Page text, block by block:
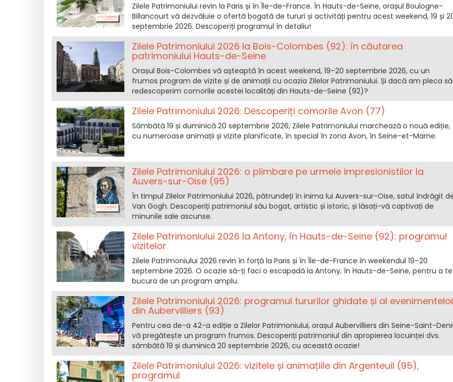
Zilele Patrimoniului revin la Paris și în Île-de-France. În Hauts-de-Seine, orașul Boulogne-
Billancourt vă dezvăluie o ofertă bogată de tururi și activități pentru acest weekend, 19 și
septembrie 2026. Descoperiți programul în detaliu!
Zilele Patrimoniului 2026 la Bois-Colombes (92): în căutarea
patrimoniului Hauts-de-Seine
Orașul Bois-Colombes vă așteaptă în acest weekend, 19–20 septembrie 2026, cu un
frumos program de vizite și de animații cu ocazia Zilelor Patrimoniului. Și dacă am pleca să
redescoperim comorile acestei localități din Hauts-de-Seine (92)?
Zilele Patrimoniului 2026: Descoperiți comorile Avon (77)
Sâmbătă 19 și duminică 20 septembrie 2026, Zilele Patrimoniului marchează o nouă ediție,
cu numeroase animații și vizite planificate, în special în zona Avon, în Seine-et-Marne.
Zilele Patrimoniului 2026: o plimbare pe urmele impresionistilor la
Auvers-sur-Oise (95)
În timpul Zilelor Patrimoniului 2026, pătrundeți în inima lui Auvers-sur-Oise, satul îndrăgit
Van Gogh. Descoperiți patrimoniul său bogat, artistic și istoric, și lăsați-vă captivați de
minunile sale ascunse.
Zilele Patrimoniului 2026 la Antony, în Hauts-de-Seine (92): programul
vizitelor
Zilele Patrimoniului 2026 revin în forță la Paris și în Île-de-France în weekendul 19–20
septembrie 2026. O ocazie să-ți faci o escapadă la Antony, în Hauts-de-Seine, pentru a te
bucura de un program amplu.
Zilele Patrimoniului 2026: programul tururilor ghidate și al
din Aubervilliers (93)
Pentru cea de-a 42-a ediție a Zilelor Patrimoniului, orașul Aubervilliers din Seine-Saint-
vă pregătește un program frumos. Descoperiți patrimoniul din apropierea locuinței dvs.
sâmbătă 19 și duminică 20 septembrie 2026, cu această ocazie!
Zilele Patrimoniului 2026: vizitele și animațiile din Argenteuil (95),
programul